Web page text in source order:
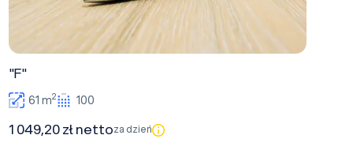
"F"
61 m2 100
1 049,20 zł nettoza dzień